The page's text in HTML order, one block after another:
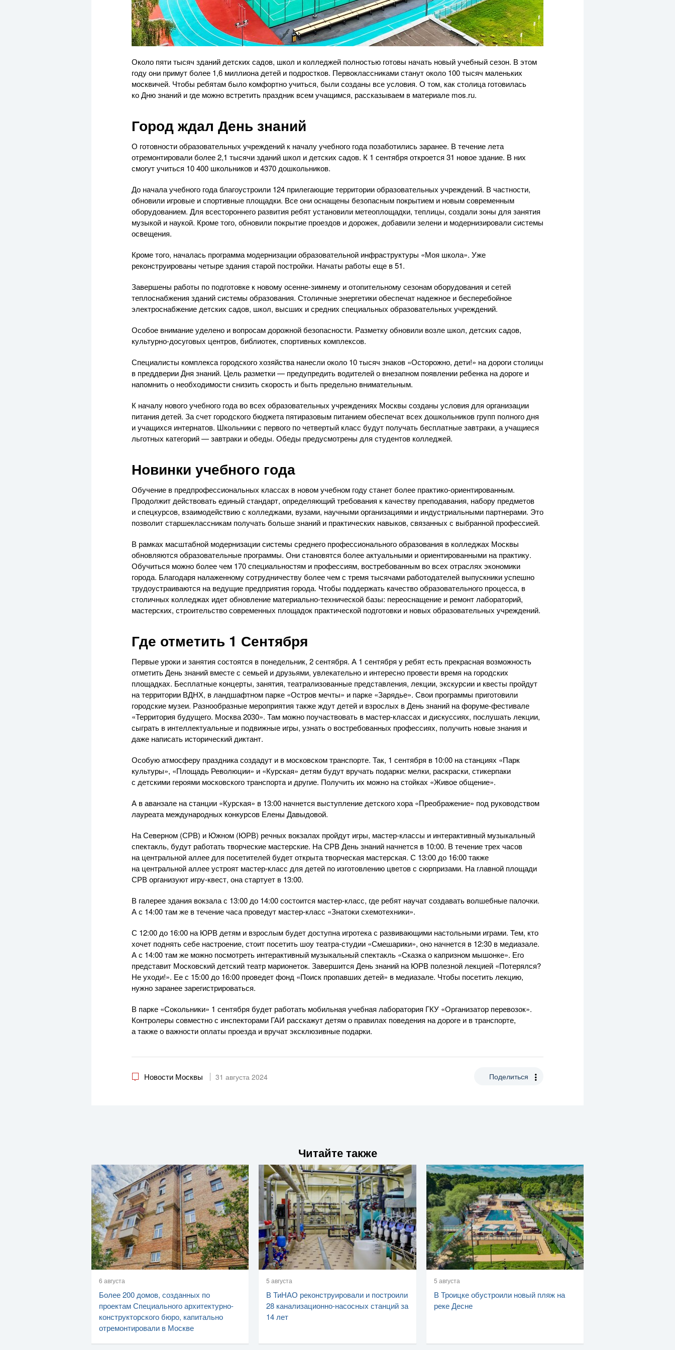
Около пяти тысяч зданий детских садов, школ и колледжей полностью готовы начать новый учебный сезон. В этом
году они примут более 1,6 миллиона детей и подростков. Первоклассниками станут около 100 тысяч маленьких
москвичей. Чтобы ребятам было комфортно учиться, были созданы все условия. О том, как столица готовилась
ко Дню знаний и где можно встретить праздник всем учащимся, рассказываем в материале mos.ru.
Город ждал День знаний
О готовности образовательных учреждений к началу учебного года позаботились заранее. В течение лета
отремонтировали более 2,1 тысячи зданий школ и детских садов. К 1 сентября откроется 31 новое здание. В них
смогут учиться 10 400 школьников и 4370 дошкольников.
До начала учебного года благоустроили 124 прилегающие территории образовательных учреждений. В частности,
обновили игровые и спортивные площадки. Все они оснащены безопасным покрытием и новым современным
оборудованием. Для всестороннего развития ребят установили метеоплощадки, теплицы, создали зоны для занятия
музыкой и наукой. Кроме того, обновили покрытие проездов и дорожек, добавили зелени и модернизировали системы
освещения.
Кроме того, началась программа модернизации образовательной инфраструктуры «Моя школа». Уже
реконструированы четыре здания старой постройки. Начаты работы еще в 51.
Завершены работы по подготовке к новому осенне-зимнему и отопительному сезонам оборудования и сетей
теплоснабжения зданий системы образования. Столичные энергетики обеспечат надежное и бесперебойное
электроснабжение детских садов, школ, высших и средних специальных образовательных учреждений.
Особое внимание уделено и вопросам дорожной безопасности. Разметку обновили возле школ, детских садов,
культурно-досуговых центров, библиотек, спортивных комплексов.
Специалисты комплекса городского хозяйства нанесли около 10 тысяч знаков «Осторожно, дети!» на дороги столицы
в преддверии Дня знаний. Цель разметки — предупредить водителей о внезапном появлении ребенка на дороге и
напомнить о необходимости снизить скорость и быть предельно внимательным.
К началу нового учебного года во всех образовательных учреждениях Москвы созданы условия для организации
питания детей. За счет городского бюджета пятиразовым питанием обеспечат всех дошкольников групп полного дня
и учащихся интернатов. Школьники с первого по четвертый класс будут получать бесплатные завтраки, а учащиеся
льготных категорий — завтраки и обеды. Обеды предусмотрены для студентов колледжей.
Новинки учебного года
Обучение в предпрофессиональных классах в новом учебном году станет более практико-ориентированным.
Продолжит действовать единый стандарт, определяющий требования к качеству преподавания, набору предметов
и спецкурсов, взаимодействию с колледжами, вузами, научными организациями и индустриальными партнерами. Это
позволит старшеклассникам получать больше знаний и практических навыков, связанных с выбранной профессией.
В рамках масштабной модернизации системы среднего профессионального образования в колледжах Москвы
обновляются образовательные программы. Они становятся более актуальными и ориентированными на практику.
Обучиться можно более чем 170 специальностям и профессиям, востребованным во всех отраслях экономики
города. Благодаря налаженному сотрудничеству более чем с тремя тысячами работодателей выпускники успешно
трудоустраиваются на ведущие предприятия города. Чтобы поддержать качество образовательного процесса, в
столичных колледжах идет обновление материально-технической базы: переоснащение и ремонт лабораторий,
мастерских, строительство современных площадок практической подготовки и новых образовательных учреждений.
Где отметить 1 Сентября
Первые уроки и занятия состоятся в понедельник, 2 сентября. А 1 сентября у ребят есть прекрасная возможность
отметить День знаний вместе с семьей и друзьями, увлекательно и интересно провести время на городских
площадках. Бесплатные концерты, занятия, театрализованные представления, лекции, экскурсии и квесты пройдут
на территории ВДНХ, в ландшафтном парке «Остров мечты» и парке «Зарядье». Свои программы приготовили
городские музеи. Разнообразные мероприятия также ждут детей и взрослых в День знаний на форуме-фестивале
«Территория будущего. Москва 2030». Там можно поучаствовать в мастер-классах и дискуссиях, послушать лекции,
сыграть в интеллектуальные и подвижные игры, узнать о востребованных профессиях, получить новые знания и
даже написать исторический диктант.
Особую атмосферу праздника создадут и в московском транспорте. Так, 1 сентября в 10:00 на станциях «Парк
культуры», «Площадь Революции» и «Курская» детям будут вручать подарки: мелки, раскраски, стикерпаки
с детскими героями московского транспорта и другие. Получить их можно на стойках «Живое общение».
А в аванзале на станции «Курская» в 13:00 начнется выступление детского хора «Преображение» под руководством
лауреата международных конкурсов Елены Давыдовой.
На Северном (СРВ) и Южном (ЮРВ) речных вокзалах пройдут игры, мастер-классы и интерактивный музыкальный
спектакль, будут работать творческие мастерские. На СРВ День знаний начнется в 10:00. В течение трех часов
на центральной аллее для посетителей будет открыта творческая мастерская. С 13:00 до 16:00 также
на центральной аллее устроят мастер-класс для детей по изготовлению цветов с сюрпризами. На главной площади
СРВ организуют игру-квест, она стартует в 13:00.
В галерее здания вокзала с 13:00 до 14:00 состоится мастер-класс, где ребят научат создавать волшебные палочки.
А с 14:00 там же в течение часа проведут мастер-класс «Знатоки схемотехники».
С 12:00 до 16:00 на ЮРВ детям и взрослым будет доступна игротека с развивающими настольными играми. Тем, кто
хочет поднять себе настроение, стоит посетить шоу театра-студии «Смешарики», оно начнется в 12:30 в медиазале.
А с 14:00 там же можно посмотреть интерактивный музыкальный спектакль «Сказка о капризном мышонке». Его
представит Московский детский театр марионеток. Завершится День знаний на ЮРВ полезной лекцией «Потерялся?
Не уходи!». Ее с 15:00 до 16:00 проведет фонд «Поиск пропавших детей» в медиазале. Чтобы посетить лекцию,
нужно заранее зарегистрироваться.
В парке «Сокольники» 1 сентября будет работать мобильная учебная лаборатория ГКУ «Организатор перевозок».
Контролеры совместно с инспекторами ГАИ расскажут детям о правилах поведения на дороге и в транспорте,
а также о важности оплаты проезда и вручат эксклюзивные подарки.
Новости Москвы 31 августа 2024 Поделиться
Читайте также
6 августа
Более 200 домов, созданных по
проектам Специального архитектурно-
конструкторского бюро, капитально
отремонтировали в Москве
5 августа
В ТиНАО реконструировали и построили
28 канализационно-насосных станций за
14 лет
5 августа
В Троицке обустроили новый пляж на
реке Десне